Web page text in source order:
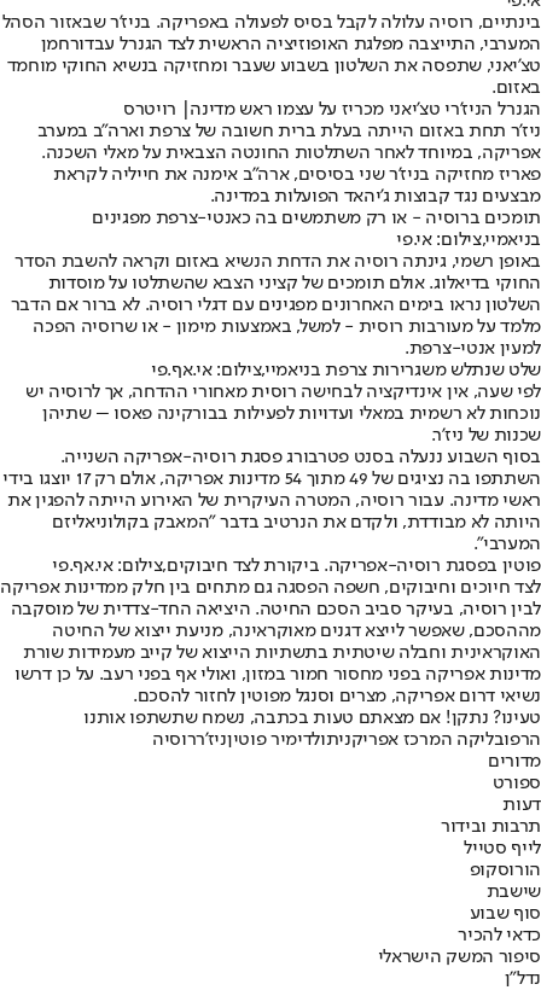
בינתיים, רוסיה עלולה לקבל בסיס לפעולה באפריקה. בניז'ר שבאזור הסהל
המערבי, התייצבה מפלגת האופוזיציה הראשית לצד הגנרל עבדורחמן
טצ'יאני, שתפסה את השלטון בשבוע שעבר ומחזיקה בנשיא החוקי מוחמד
באזום.
הגנרל הניז'רי טצ'יאני מכריז על עצמו ראש מדינה| רויטרס
ניז'ר תחת באזום הייתה בעלת ברית חשובה של צרפת וארה"ב במערב
אפריקה, במיוחד לאחר השתלטות החונטה הצבאית על מאלי השכנה.
פאריז מחזיקה בניז'ר שני בסיסים, ארה"ב אימנה את חייליה לקראת
מבצעים נגד קבוצות ג'יהאד הפועלות במדינה.
תומכים ברוסיה - או רק משתמשים בה כאנטי-צרפת מפגינים
בניאמיי,צילום: אי.פי
באופן רשמי, גינתה רוסיה את הדחת הנשיא באזום וקראה להשבת הסדר
החוקי בדיאלוג. אולם תומכים של קציני הצבא שהשתלטו על מוסדות
השלטון נראו בימים האחרונים מפגינים עם דגלי רוסיה. לא ברור אם הדבר
מלמד על מעורבות רוסית - למשל, באמצעות מימון - או שרוסיה הפכה
למעין אנטי-צרפת.
שלט שנתלש משגרירות צרפת בניאמיי,צילום: אי.אף.פי
לפי שעה, אין אינדיקציה לבחישה רוסית מאחורי ההדחה, אך לרוסיה יש
נוכחות לא רשמית במאלי ועדויות לפעילות בבורקינה פאסו – שתיהן
שכנות של ניז'ר.
בסוף השבוע ננעלה בסנט פטרבורג פסגת רוסיה-אפריקה השנייה.
השתתפו בה נציגים של 49 מתוך 54 מדינות אפריקה, אולם רק 17 יוצגו בידי
ראשי מדינה. עבור רוסיה, המטרה העיקרית של האירוע הייתה להפגין את
היותה לא מבודדת, ולקדם את הנרטיב בדבר "המאבק בקולוניאליזם
המערבי".
פוטין בפסגת רוסיה-אפריקה. ביקורת לצד חיבוקים,צילום: אי.אף.פי
לצד חיוכים וחיבוקים, חשפה הפסגה גם מתחים בין חלק ממדינות אפריקה
לבין רוסיה, בעיקר סביב הסכם החיטה. היציאה החד-צדדית של מוסקבה
מההסכם, שאפשר לייצא דגנים מאוקראינה, מניעת ייצוא של החיטה
האוקראינית וחבלה שיטתית בתשתיות הייצוא של קייב מעמידות שורת
מדינות אפריקה בפני מחסור חמור במזון, ואולי אף בפני רעב. על כן דרשו
נשיאי דרום אפריקה, מצרים וסנגל מפוטין לחזור להסכם.
טעינו? נתקן! אם מצאתם טעות בכתבה, נשמח שתשתפו אותנו
הרפובליקה המרכז אפריקניתולדימיר פוטיןניז'ררוסיה
מדורים
ספורט
דעות
תרבות ובידור
לייף סטייל
הורוסקופ
שישבת
סוף שבוע
כדאי להכיר
סיפור המשק הישראלי
נדל"ן